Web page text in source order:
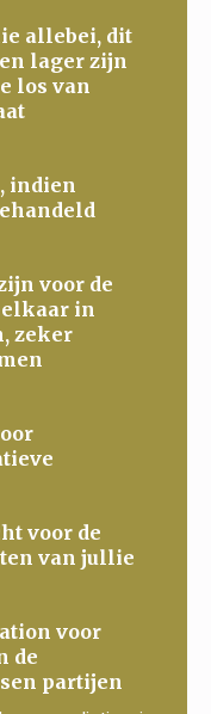
allebei, dit
lager zijn
los van
indien
voor de
elkaar in
zeker
voor de
van jullie
voor
de
partijen